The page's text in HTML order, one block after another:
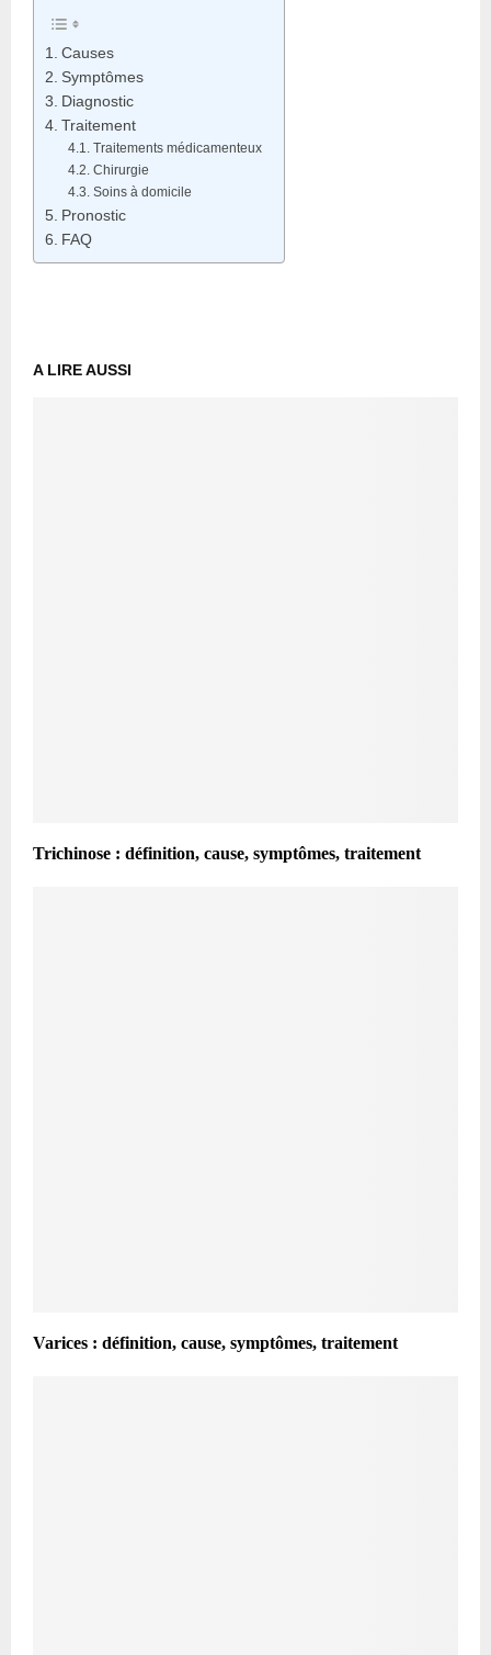
Causes
Symptômes
Diagnostic
Traitement
Traitements médicamenteux
Chirurgie
Soins à domicile
Pronostic
FAQ
A LIRE AUSSI
Trichinose : définition, cause, symptômes, traitement
Varices : définition, cause, symptômes, traitement